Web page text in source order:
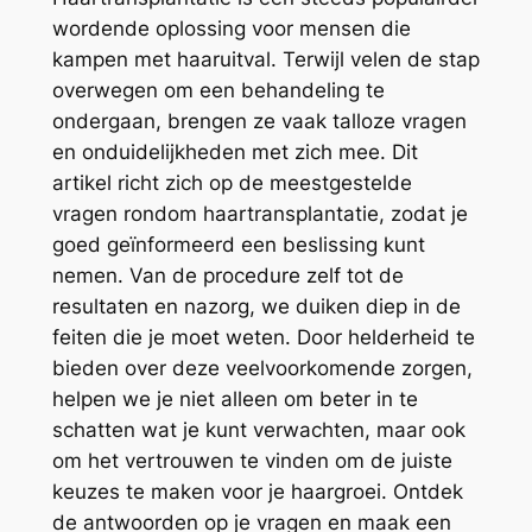
wordende oplossing voor mensen die
kampen met haaruitval. Terwijl velen de stap
overwegen om een behandeling te
ondergaan, brengen ze vaak talloze vragen
en onduidelijkheden met zich mee. Dit
artikel richt zich op de meestgestelde
vragen rondom haartransplantatie, zodat je
goed geïnformeerd een beslissing kunt
nemen. Van de procedure zelf tot de
resultaten en nazorg, we duiken diep in de
feiten die je moet weten. Door helderheid te
bieden over deze veelvoorkomende zorgen,
helpen we je niet alleen om beter in te
schatten wat je kunt verwachten, maar ook
om het vertrouwen te vinden om de juiste
keuzes te maken voor je haargroei. Ontdek
de antwoorden op je vragen en maak een